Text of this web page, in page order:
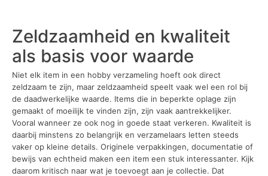
Zeldzaamheid en kwaliteit
als basis voor waarde
Niet elk item in een hobby verzameling hoeft ook direct
zeldzaam te zijn, maar zeldzaamheid speelt vaak wel een rol bij
de daadwerkelijke waarde. Items die in beperkte oplage zijn
gemaakt of moeilijk te vinden zijn, zijn vaak aantrekkelijker.
Vooral wanneer ze ook nog in goede staat verkeren. Kwaliteit is
daarbij minstens zo belangrijk en verzamelaars letten steeds
vaker op kleine details. Originele verpakkingen, documentatie of
bewijs van echtheid maken een item een stuk interessanter. Kijk
daarom kritisch naar wat je toevoegt aan je collectie. Dat